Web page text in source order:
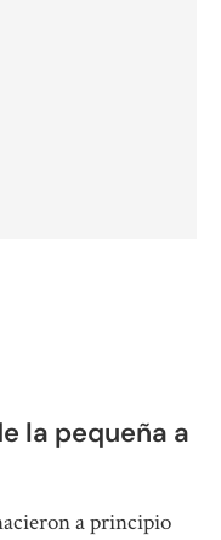
la pequeña a
a principio